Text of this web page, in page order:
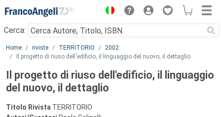
Menu
Cerca:
Main content
Home riviste TERRITORIO
2002
Il progetto di riuso dell'edificio, il linguaggio del nuovo, il dettaglio
Il progetto di riuso dell'edificio, il linguaggio
del nuovo, il dettaglio
Titolo Rivista TERRITORIO